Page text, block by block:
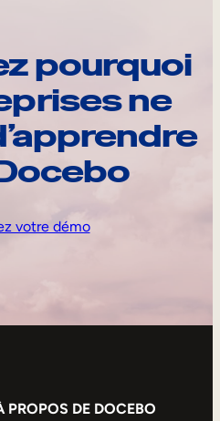
pourquoi
ne
votre démo
PROPOS DE DOCEBO